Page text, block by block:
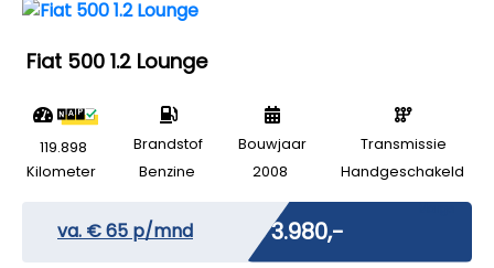
Fiat 500 1.2 Lounge
119.898
Kilometer
Brandstof
Benzine
Bouwjaar
2008
Transmissie
Handgeschakeld
va. €65 p/mnd € 3.980,-